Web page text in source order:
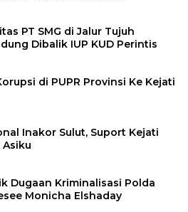
PT SMG di Jalur Tujuh
Dibalik IUP KUD Perintis
di PUPR Provinsi Ke Kejati
Inakor Sulut, Suport Kejati
Asiku
Dugaan Kriminalisasi Polda
Monicha Elshaday